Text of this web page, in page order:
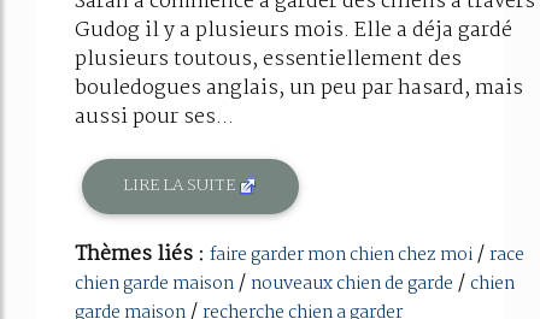
Gudog il y a plusieurs mois. Elle a déja gardé
plusieurs toutous, essentiellement des
bouledogues anglais, un peu par hasard, mais
aussi pour ses...
LIRE LA SUITE
Thèmes liés : faire garder mon chien chez moi/race
chien garde maison/ nouveaux chien de garde / chien
garde maison/recherche chien a garder